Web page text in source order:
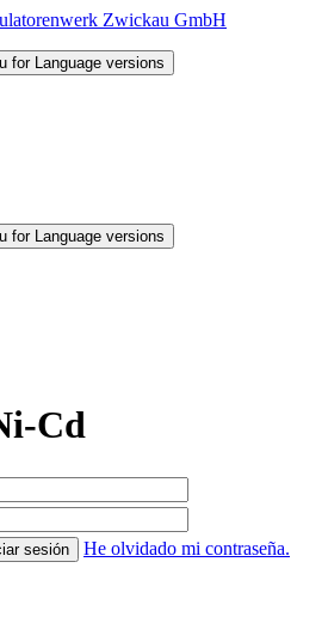
Zwickau GmbH
for Language versions
for Language versions
Cd
He olvidado mi contraseña.